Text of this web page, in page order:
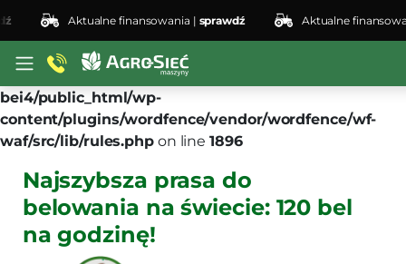
Deprecated
: preg_replace(): Passing null to parameter
#3 ($subject) of type array|string is deprecated in
/home/klient.dhosting.pl/lswis6155/agro-siec.pl-
bei4/public_html/wp-
content/plugins/wordfence/vendor/wordfence/wf-
waf/src/lib/rules.phpon line1896
Aktualne finansowania |sprawdź Aktualne finansowania |
Najszybsza prasa do
belowania na świecie: 120 bel
na godzinę!